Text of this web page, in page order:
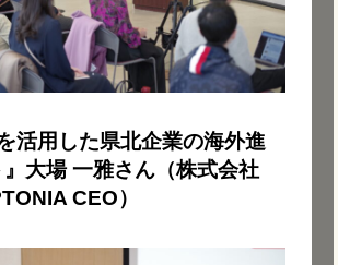
活用した県北企業の海外進
大場 一雅さん（株式会社
CEO）